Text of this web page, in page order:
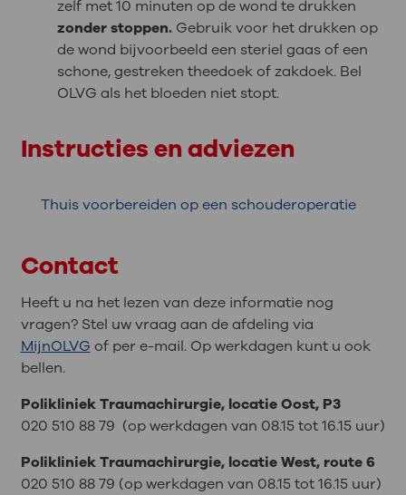
zelf met 10 minuten op de wond te drukken
zonder stoppen.Gebruik voor het drukken op
de wond bijvoorbeeld een steriel gaas of een
schone, gestreken theedoek of zakdoek. Bel
OLVG als het bloeden niet stopt.
Instructies en adviezen
Thuis voorbereiden op een schouderoperatie
Contact
Heeft u na het lezen van deze informatie nog
vragen? Stel uw vraag aan de afdeling via
MijnOLVG of per e-mail. Op werkdagen kunt u ook
bellen.
Polikliniek Traumachirurgie, locatie Oost, P3
020 510 88 79 (op werkdagen van 08.15 tot 16.15 uur)
Polikliniek Traumachirurgie, locatie West, route 6
020 510 88 79 (op werkdagen van 08.15 tot 16.15 uur)